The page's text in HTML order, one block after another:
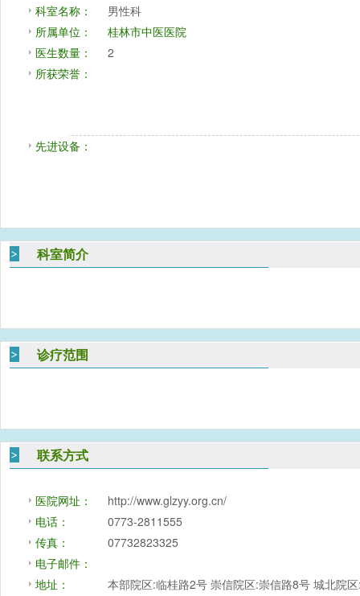
科室名称：
男性科
所属单位：
桂林市中医医院
医生数量：
2
所获荣誉：
先进设备：
科室简介
诊疗范围
联系方式
医院网址：
http://www.glzyy.org.cn/
电话：
0773-2811555
传真：
07732823325
电子邮件：
地址：
本部院区:临桂路2号 崇信院区:崇信路8号 城北院